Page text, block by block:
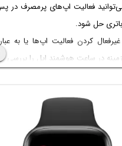
فعالیت اپ‌های پرمصرف در
حل شود.
کردن فعالیت اپ‌ها یا به
در ساعت هوشمند اپل را بررسی